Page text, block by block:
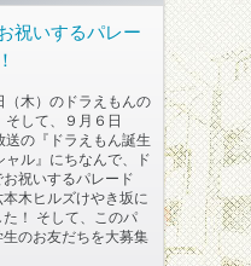
祝いするパレー
（木）のドラえもんの
そして、９月６日
送の『ドラえもん誕生
ャル』にちなんで、ド
祝いするパレード
木ヒルズけやき坂に
！ そして、このパ
のお友だちを大募集